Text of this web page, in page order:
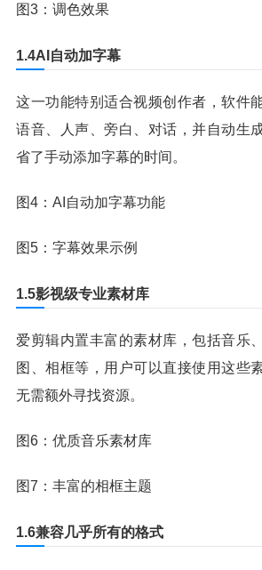
图3：调色效果
1.4AI自动加字幕
这一功能特别适合视频创作者，软件
语音、人声、旁白、对话，并自动生
省了手动添加字幕的时间。
图4：AI自动加字幕功能
图5：字幕效果示例
1.5影视级专业素材库
爱剪辑内置丰富的素材库，包括音乐
图、相框等，用户可以直接使用这些
无需额外寻找资源。
图6：优质音乐素材库
图7：丰富的相框主题
1.6兼容几乎所有的格式